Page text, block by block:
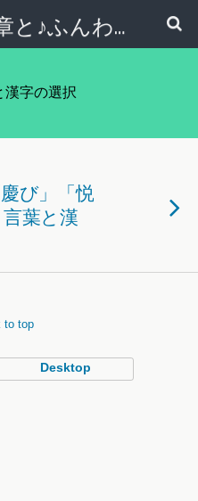
心と身体と文章と♪ふんわりシンプルライフ講座 【西宮・宝塚】
漢字の選択
び」「悦
葉と漢
to top
Desktop